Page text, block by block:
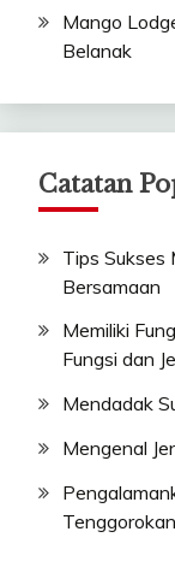
Mango
Belanak
Catatan
Tips Sukses
Bersamaan
Memiliki
Fungsi dan
Mendadak
Mengenal
Tenggorokan